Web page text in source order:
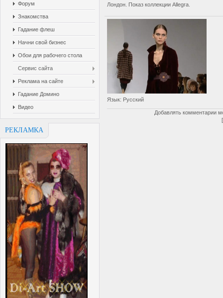
Форум
Знакомства
Гадание флеш
Начни свой бизнес
Обои для рабочего стола
Сервис сайта
Реклама на сайте
Гадание Домино
Видео
РЕКЛАМКА
Лондон. Показ коллекции Allegra.
Язык: Русский
Добавлять комментарии